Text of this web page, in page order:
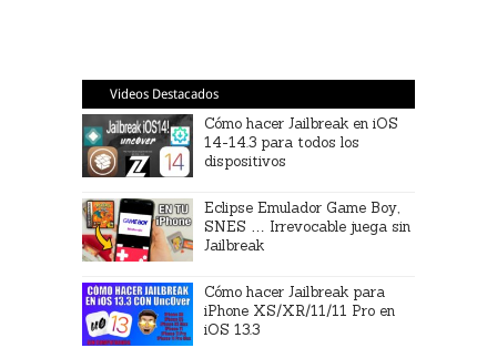
Videos Destacados
Cómo hacer Jailbreak en iOS
14-14.3 para todos los
dispositivos
Eclipse Emulador Game Boy,
SNES … Irrevocable juega sin
Jailbreak
Cómo hacer Jailbreak para
iPhone XS/XR/11/11 Pro en
iOS 13.3